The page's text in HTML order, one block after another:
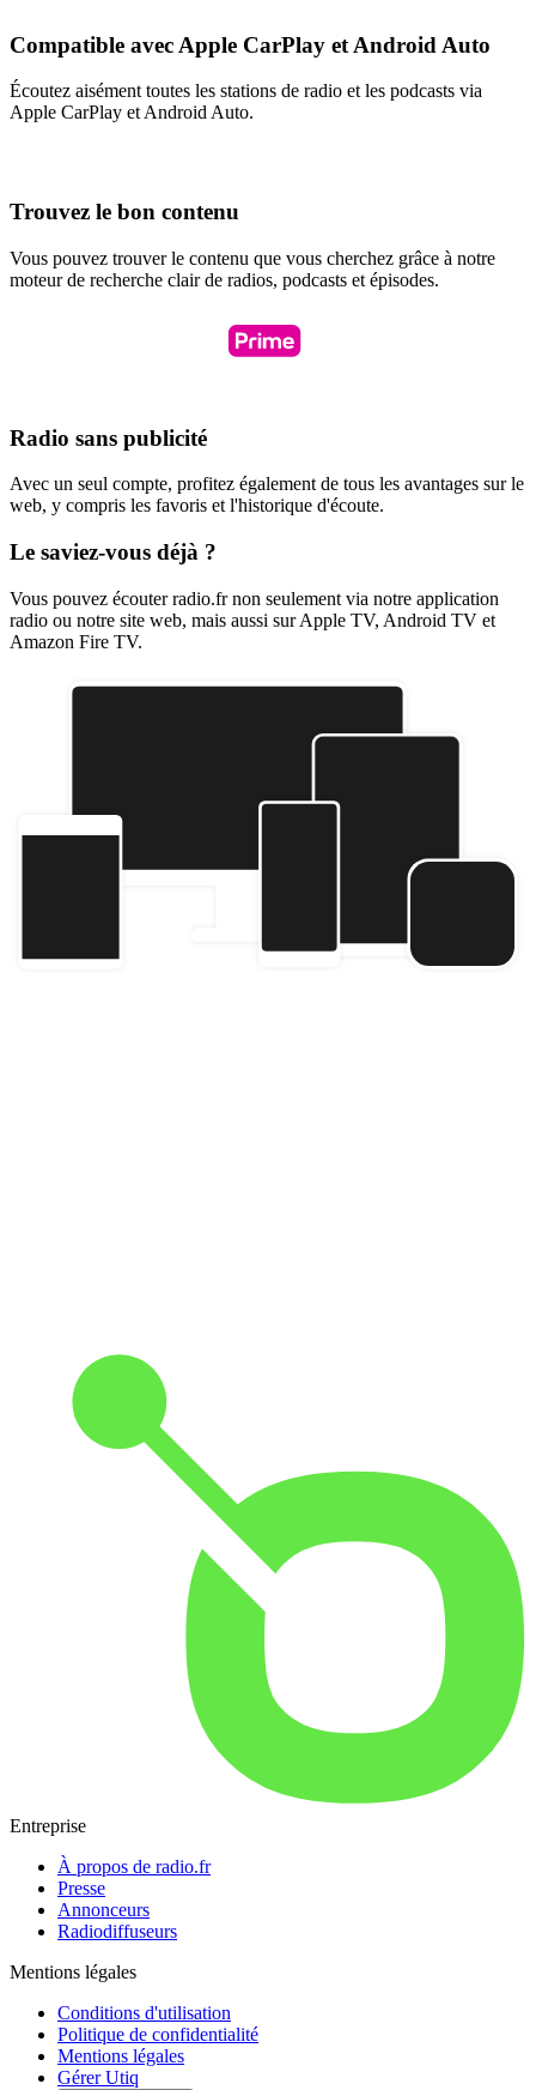
Compatible avec Apple CarPlay et Android Auto
Écoutez aisément toutes les stations de radio et les podcasts via
Apple CarPlay et Android Auto.
Trouvez le bon contenu
Vous pouvez trouver le contenu que vous cherchez grâce à notre
moteur de recherche clair de radios, podcasts et épisodes.
Radio sans publicité
Avec un seul compte, profitez également de tous les avantages sur le
web, y compris les favoris et l'historique d'écoute.
Le saviez-vous déjà ?
Vous pouvez écouter radio.fr non seulement via notre application
radio ou notre site web, mais aussi sur Apple TV, Android TV et
Amazon Fire TV.
Entreprise
À propos de radio.fr
Presse
Annonceurs
Radiodiffuseurs
Mentions légales
Conditions d'utilisation
Politique de confidentialité
Mentions légales
Gérer Utiq